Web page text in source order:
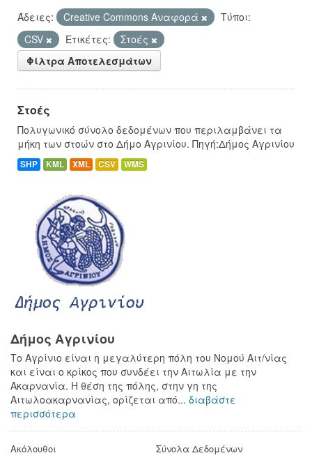
Άδειες: Creative Commons Αναφορά
Τύποι:
CSV
Ετικέτες:
Στοές
Φίλτρα Αποτελεσμάτων
Στοές
Πολυγωνικό σύνολο δεδομένων που περιλαμβάνει τα
μήκη των στοών στο Δήμο Αγρινίου. Πηγή:Δήμος Αγρινίου
SHP KML XML CSV WMS
Δήμος Αγρινίου
Το Αγρίνιο είναι η μεγαλύτερη πόλη του Νομού Αιτ/νίας
και είναι ο κρίκος που συνδέει την Αιτωλία με την
Ακαρνανία. Η θέση της πόλης, στην γη της
Αιτωλοακαρνανίας, ορίζεται από... διαβάστε
περισσότερα
Ακόλουθοι Σύνολα Δεδομένων